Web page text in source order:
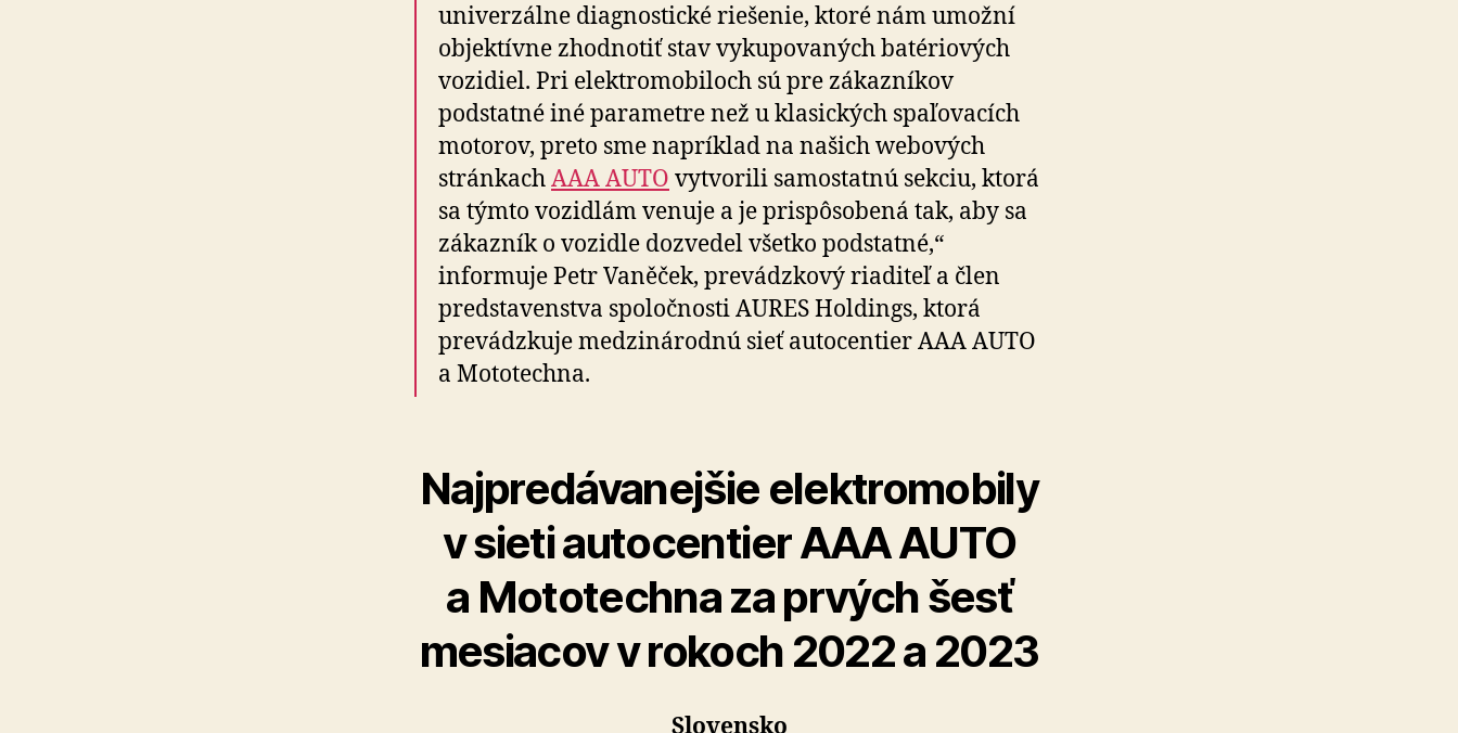
univerzálne diagnostické riešenie, ktoré nám umožní
objektívne zhodnotiť stav vykupovaných batériových
vozidiel. Pri elektromobiloch sú pre zákazníkov
podstatné iné parametre než u klasických spaľovacích
motorov, preto sme napríklad na našich webových
stránkachAAA AUTO vytvorili samostatnú sekciu, ktorá
sa týmto vozidlám venuje a je prispôsobená tak, aby sa
zákazník o vozidle dozvedel všetko podstatné,“
informuje Petr Vaněček, prevádzkový riaditeľ a člen
predstavenstva spoločnosti AURES Holdings, ktorá
prevádzkuje medzinárodnú sieť autocentier AAA AUTO
a Mototechna.
Najpredávanejšie elektromobily
v sieti autocentier AAA AUTO
a Mototechna za prvých šesť
mesiacov v rokoch 2022 a 2023
Slovensko